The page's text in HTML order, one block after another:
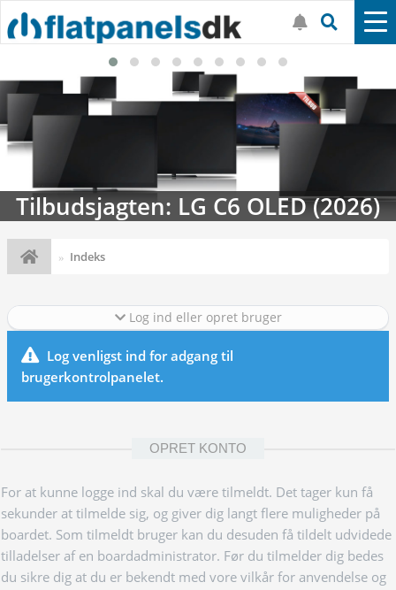
Tilbudsjagten: LG C6 OLED (2026)
Indeks
Log ind eller opret bruger
Log venligst ind for adgang til
brugerkontrolpanelet.
OPRET KONTO
For at kunne logge ind skal du være tilmeldt. Det tager kun få
sekunder at tilmelde sig, og giver dig langt flere muligheder på
boardet. Som tilmeldt bruger kan du desuden få tildelt udvidede
tilladelser af en boardadministrator. Før du tilmelder dig bedes
du sikre dig at du er bekendt med vore vilkår for anvendelse og